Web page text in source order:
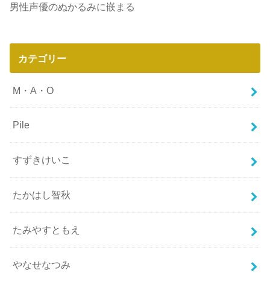
男性声優のぬかるみに嵌まる
カテゴリー
M・A・O
Pile
すずきけいこ
たかはし智秋
たみやすともえ
やなせなつみ